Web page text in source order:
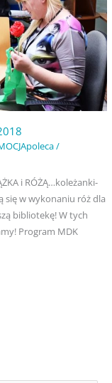
/
i RÓŻĄ…koleżanki-
się w wykonaniu róż dla
bibliotekę! W tych
Program MDK